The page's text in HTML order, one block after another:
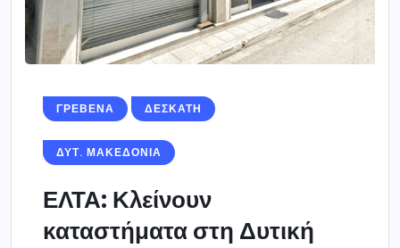
ΓΡΕΒΕΝΑ ΔΕΣΚΑΤΗ
ΔΥΤ. ΜΑΚΕΔΟΝΙΑ
ΕΛΤΑ: Κλείνουν
καταστήματα στη Δυτική